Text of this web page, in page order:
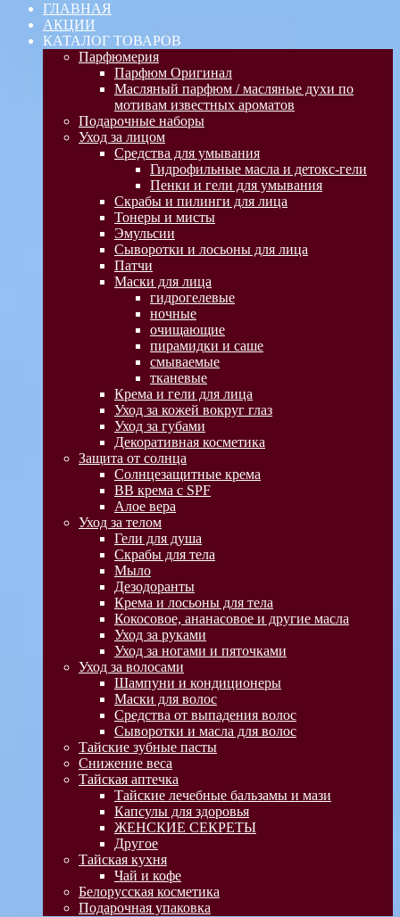
ГЛАВНАЯ
АКЦИИ
КАТАЛОГ ТОВАРОВ
Парфюмерия
Парфюм Оригинал
Масляный парфюм / масляные духи по
мотивам известных ароматов
Подарочные наборы
Уход за лицом
Средства для умывания
Гидрофильные масла и детокс-гели
Пенки и гели для умывания
Скрабы и пилинги для лица
Тонеры и мисты
Эмульсии
Сыворотки и лосьоны для лица
Патчи
Маски для лица
гидрогелевые
ночные
очищающие
пирамидки и саше
смываемые
тканевые
Крема и гели для лица
Уход за кожей вокруг глаз
Уход за губами
Декоративная косметика
Защита от солнца
Солнцезащитные крема
BB крема с SPF
Алое вера
Уход за телом
Гели для душа
Скрабы для тела
Мыло
Дезодоранты
Крема и лосьоны для тела
Кокосовое, ананасовое и другие масла
Уход за руками
Уход за ногами и пяточками
Уход за волосами
Шампуни и кондиционеры
Маски для волос
Средства от выпадения волос
Сыворотки и масла для волос
Тайские зубные пасты
Снижение веса
Тайская аптечка
Тайские лечебные бальзамы и мази
Капсулы для здоровья
ЖЕНСКИЕ СЕКРЕТЫ
Другое
Тайская кухня
Чай и кофе
Белорусская косметика
Подарочная упаковка